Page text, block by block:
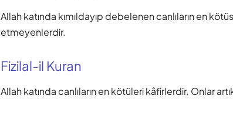
Allah katında kımıldayıp debelenen canlıların en
etmeyenlerdir.
Fizilal-il Kuran
Allah katında canlıların en kötüleri kâfirlerdir. Onlar